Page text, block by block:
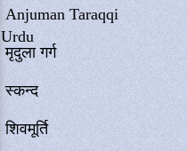
Anjuman Taraqqi
Urdu
मृदुला गर्ग
स्कन्द
शिवमूर्ति